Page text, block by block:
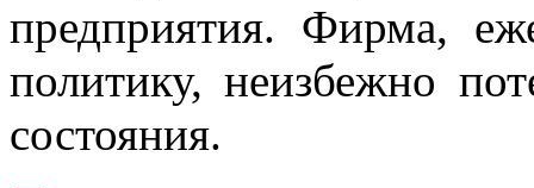
предприятия. Фирма,
политику, неизбежно
состояния.